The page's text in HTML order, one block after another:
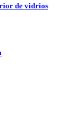
de vidrios